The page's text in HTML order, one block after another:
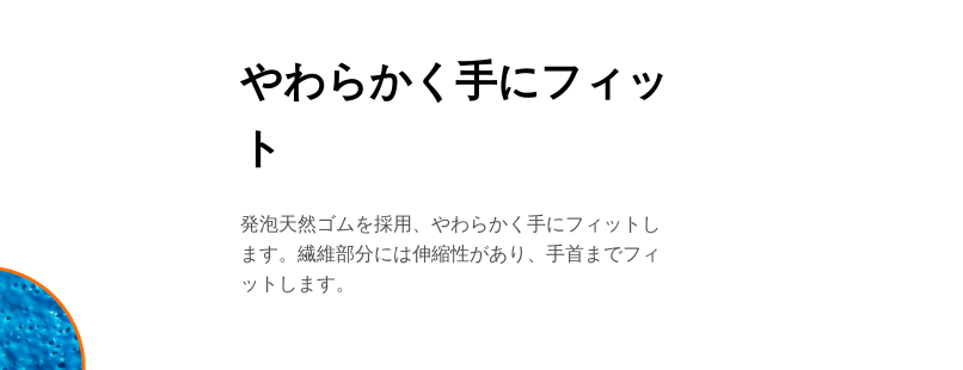
やわらかく手にフィッ
ト
発泡天然ゴムを採用、やわらかく手にフィットし
ます。繊維部分には伸縮性があり、手首までフィ
ットします。